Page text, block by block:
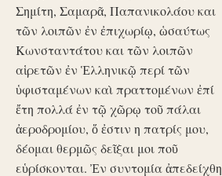
Σημίτη, Σαμαρᾶ, Παπανικολάου και
τῶν λοιπῶν ἐν ἐπιχωρίῳ, ὡσαύτως
Κωνσταντάτου και τῶν λοιπῶν
αἱρετῶν ἐν Ἑλληνικῷ περί τῶν
ὑφισταμένων καὶ πραττομένων ἐπί
ἔτη πολλά ἐν τῷ χῶρῳ τοῦ πάλαι
ἀεροδρομίου, ὅ ἐστιν η πατρίς μου,
δέομαι θερμῶς δεῖξαι μοι ποῦ
εὑρίσκονται. Ἐν συντομία ἀπεδείχθη